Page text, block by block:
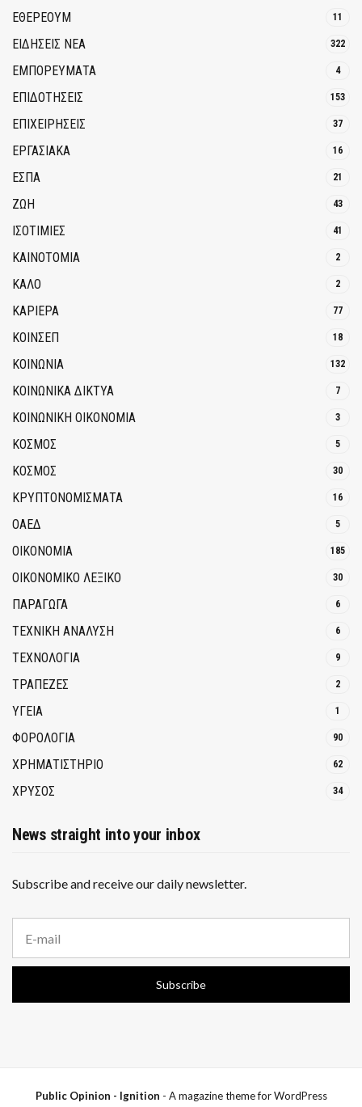
ΕΘΈΡΕΟΥΜ 11
ΕΙΔΗΣΕΙΣ ΝΕΑ 322
ΕΜΠΟΡΕΥΜΑΤΑ 4
ΕΠΙΔΟΤΗΣΕΙΣ 153
ΕΠΙΧΕΙΡΗΣΕΙΣ 37
ΕΡΓΑΣΙΑΚΑ 16
ΕΣΠΑ 21
ΖΩΗ 43
ΙΣΟΤΙΜΙΕΣ 41
ΚΑΙΝΟΤΟΜΊΑ 2
ΚΑΛΟ 2
ΚΑΡΙΕΡΑ 77
ΚΟΙΝΣΕΠ 18
ΚΟΙΝΩΝΙΑ 132
ΚΟΙΝΩΝΙΚΆ ΔΊΚΤΥΑ 7
ΚΟΙΝΩΝΙΚΉ ΟΙΚΟΝΟΜΊΑ 3
ΚΟΣΜΟΣ 5
ΚΟΣΜΟΣ 30
ΚΡΥΠΤΟΝΟΜΊΣΜΑΤΑ 16
ΟΑΕΔ 5
ΟΙΚΟΝΟΜΙΑ 185
ΟΙΚΟΝΟΜΙΚΟ ΛΕΞΙΚΟ 30
ΠΑΡΑΓΩΓΑ 6
ΤΕΧΝΙΚΗ ΑΝΑΛΥΣΗ 6
ΤΕΧΝΟΛΟΓΙΑ 9
ΤΡΆΠΕΖΕΣ 2
ΥΓΕΙΑ 1
ΦΟΡΟΛΟΓΙΑ 90
ΧΡΗΜΑΤΙΣΤΗΡΙΟ 62
ΧΡΥΣΟΣ 34
News straight into your inbox
Subscribe and receive our daily newsletter.
a
i
a
Subscribe
Public Opinion - Ignition - A magazine theme for WordPress